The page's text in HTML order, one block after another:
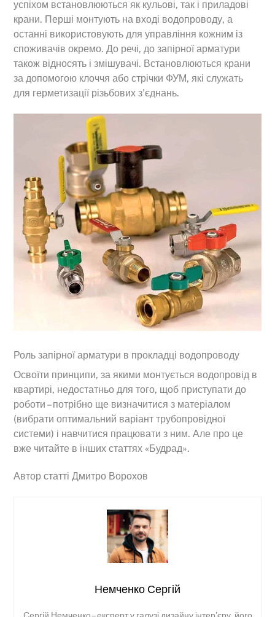
успіхом встановлюються як кульові, так і приладові
крани. Перші монтують на вході водопроводу, а
останні використовують для управління кожним із
споживачів окремо. До речі, до запірної арматури
також відносять і змішувачі. Встановлюються крани
за допомогою клоччя або стрічки ФУМ, які служать
для герметизації різьбових з’єднань.
Роль запірної арматури в прокладці водопроводу
Освоїти принципи, за якими монтується водопровід в
квартирі, недостатньо для того, щоб приступати до
роботи – потрібно ще визначитися з матеріалом
(вибрати оптимальний варіант трубопровідної
системи) і навчитися працювати з ним. Але про це
вже читайте в інших статтях «Будрад».
Автор статті Дмитро Ворохов
Немченко Сергій